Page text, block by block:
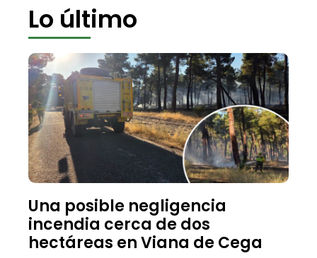
Lo último
Una posible negligencia
incendia cerca de dos
hectáreas en Viana de Cega